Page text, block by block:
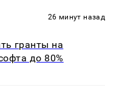
26 минут назад
гранты на
до 80%